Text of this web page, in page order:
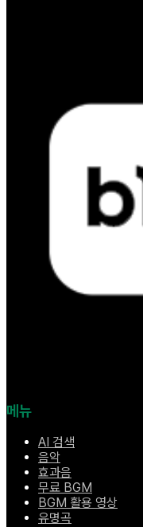
메뉴
AI 검색
음악
효과음
무료 BGM
BGM 활용 영상
유명곡